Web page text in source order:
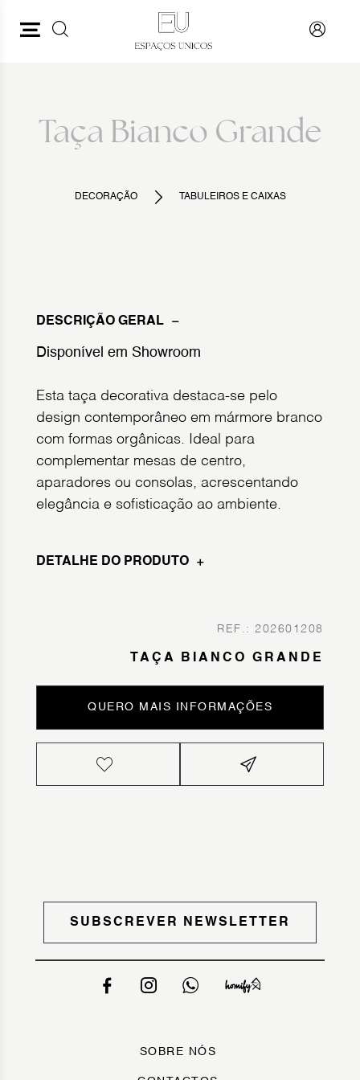
Taça Bianco Grande
DECORAÇÃO TABULEIROS E CAIXAS
DESCRIÇÃO GERAL
Disponível em Showroom
Esta taça decorativa destaca-se pelo
design contemporâneo em mármore branco
com formas orgânicas. Ideal para
complementar mesas de centro,
aparadores ou consolas, acrescentando
elegância e sofisticação ao ambiente.
DETALHE DO PRODUTO
REF.: 202601208
TAÇA BIANCO GRANDE
QUERO MAIS INFORMAÇÕES
SUBSCREVER NEWSLETTER
SOBRE NÓS
PESQUISAR